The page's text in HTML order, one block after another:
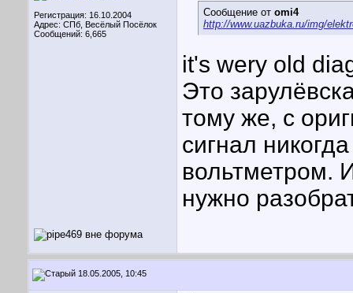
Регистрация: 16.10.2004
Адрес: СПб, Весёлый Посёлок
Сообщений: 6,665
Сообщение от omi4
http://www.uazbuka.ru/img/
it's wery old
Это
тому же, с
сигнал
вольтметром.
нужно
18.05.2005, 10:45